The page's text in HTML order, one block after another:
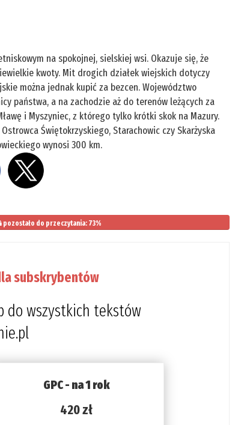
na spokojnej, sielskiej wsi. Okazuje się, że
kwoty. Mit drogich działek wiejskich dotyczy
można jednak kupić za bezcen. Województwo
państwa, a na zachodzie aż do terenów leżących za
i Myszyniec, z którego tylko krótki skok na Mazury.
Świętokrzyskiego, Starachowic czy Skarżyska
wynosi 300 km.
pozostało do przeczytania: 73%
subskrybentów
do wszystkich tekstów
GPC - na 1 rok
420 zł